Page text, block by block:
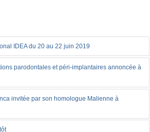
IDEA du 20 au 22 juin 2019
parodontales et péri-implantaires annoncée à
invitée par son homologue Malienne à